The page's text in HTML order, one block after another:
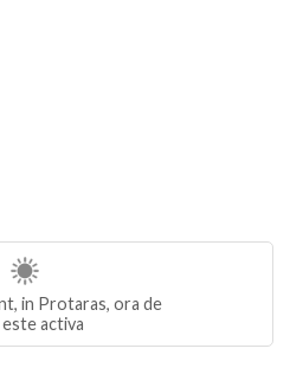
in Protaras, ora de
activa